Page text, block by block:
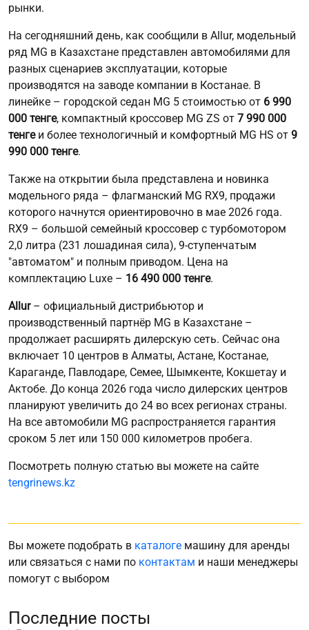
рынки.
На сегодняшний день, как сообщили в Allur, модельный
ряд MG в Казахстане представлен автомобилями для
разных сценариев эксплуатации, которые
производятся на заводе компании в Костанае. В
линейке – городской седан MG 5 стоимостью от 6 990
000 тенге, компактный кроссовер MG ZS от 7 990 000
тенгеи более технологичный и комфортный MG HS от 9
990 000 тенге.
Также на открытии была представлена и новинка
модельного ряда – флагманский MG RX9, продажи
которого начнутся ориентировочно в мае 2026 года.
RX9 – большой семейный кроссовер с турбомотором
2,0 литра (231 лошадиная сила), 9-ступенчатым
"автоматом" и полным приводом. Цена на
комплектацию Luxe – 16 490 000 тенге.
Allur– официальный дистрибьютор и
производственный партнёр MG в Казахстане –
продолжает расширять дилерскую сеть. Сейчас она
включает 10 центров в Алматы, Астане, Костанае,
Караганде, Павлодаре, Семее, Шымкенте, Кокшетау и
Актобе. До конца 2026 года число дилерских центров
планируют увеличить до 24 во всех регионах страны.
На все автомобили MG распространяется гарантия
сроком 5 лет или 150 000 километров пробега.
Посмотреть полную статью вы можете на сайте
tengrinews.kz
Вы можете подобрать в каталоге машину для аренды
или связаться с нами по контактам и наши менеджеры
помогут с выбором
Последние посты